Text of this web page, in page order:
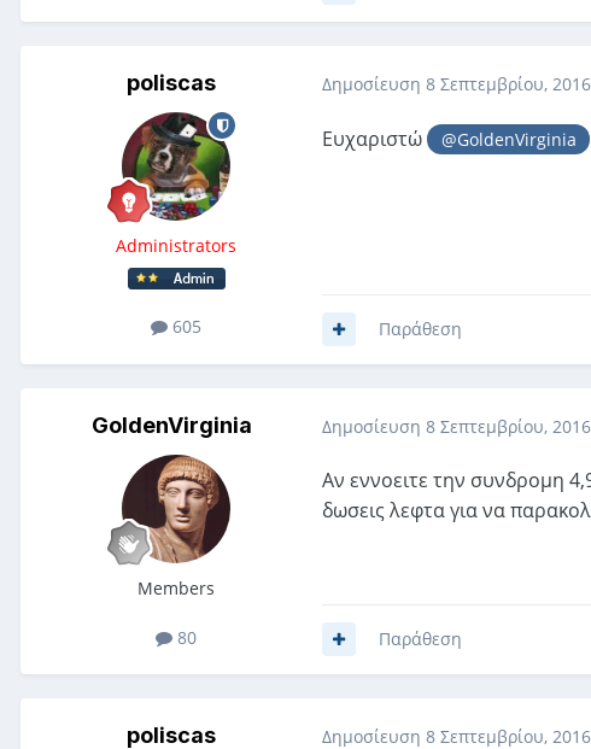
poliscas
Administrators
605
Δημοσίευση 8 Σεπτεμβρίου, 2016
Ευχαριστώ @GoldenVirginia
Παράθεση
GoldenVirginia
Members
80
Δημοσίευση 8 Σεπτεμβρίου, 2016
Αν εννοειτε την συνδρομη
δωσεις λεφτα για να
Παράθεση
poliscas Δημοσίευση 8 Σεπτεμβρίου, 2016